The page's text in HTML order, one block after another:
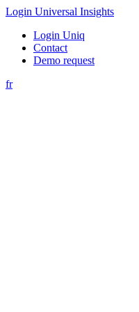
Login Universal Insights
Login Uniq
Contact
Demo request
fr